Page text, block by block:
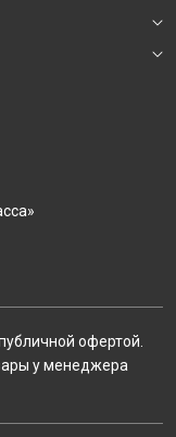
офертой.
у менеджера